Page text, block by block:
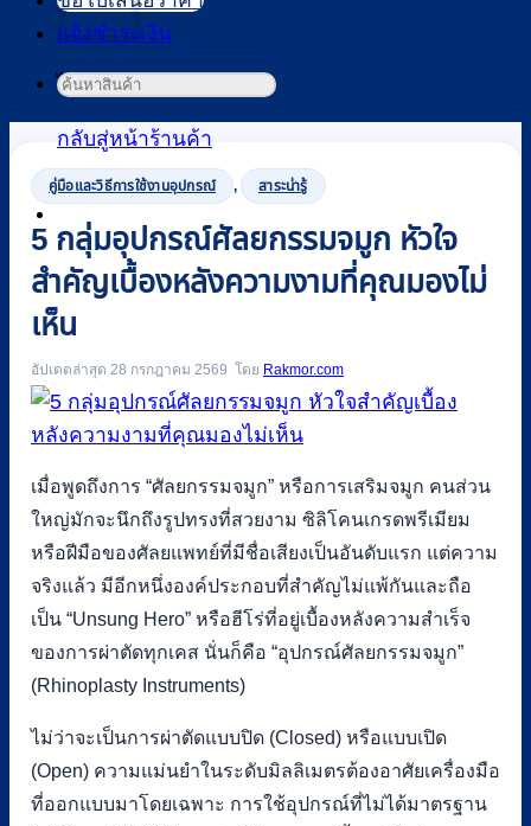
ไม่มีสินค้าในตะกร้า
กลับสู่หน้าร้านค้า
แจ้งชำระเงิน
ค้นหา:
คู่มือและวิธีการใช้งานอุปกรณ์ , สาระน่ารู้
5 กลุ่มอุปกรณ์ศัลยกรรมจมูก หัวใจ
สำคัญเบื้องหลังความงามที่คุณมองไม่
เห็น
อัปเดตล่าสุด 28 กรกฎาคม 2569 Rakmor.com
เมื่อพูดถึงการ “ศัลยกรรมจมูก” หรือการเสริมจมูก คนส่วน
ใหญ่มักจะนึกถึงรูปทรงที่สวยงาม ซิลิโคนเกรดพรีเมียม
หรือฝีมือของศัลยแพทย์ที่มีชื่อเสียงเป็นอันดับแรก แต่ความ
จริงแล้ว มีอีกหนึ่งองค์ประกอบที่สำคัญไม่แพ้กันและถือ
เป็น “Unsung Hero” หรือฮีโร่ที่อยู่เบื้องหลังความสำเร็จ
ของการผ่าตัดทุกเคส นั่นก็คือ “อุปกรณ์ศัลยกรรมจมูก”
(Rhinoplasty Instruments)
ไม่ว่าจะเป็นการผ่าตัดแบบปิด (Closed) หรือแบบเปิด
(Open) ความแม่นยำในระดับมิลลิเมตรต้องอาศัยเครื่องมือ
ที่ออกแบบมาโดยเฉพาะ การใช้อุปกรณ์ที่ไม่ได้มาตรฐาน